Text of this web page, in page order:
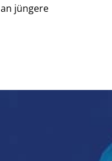
jüngere